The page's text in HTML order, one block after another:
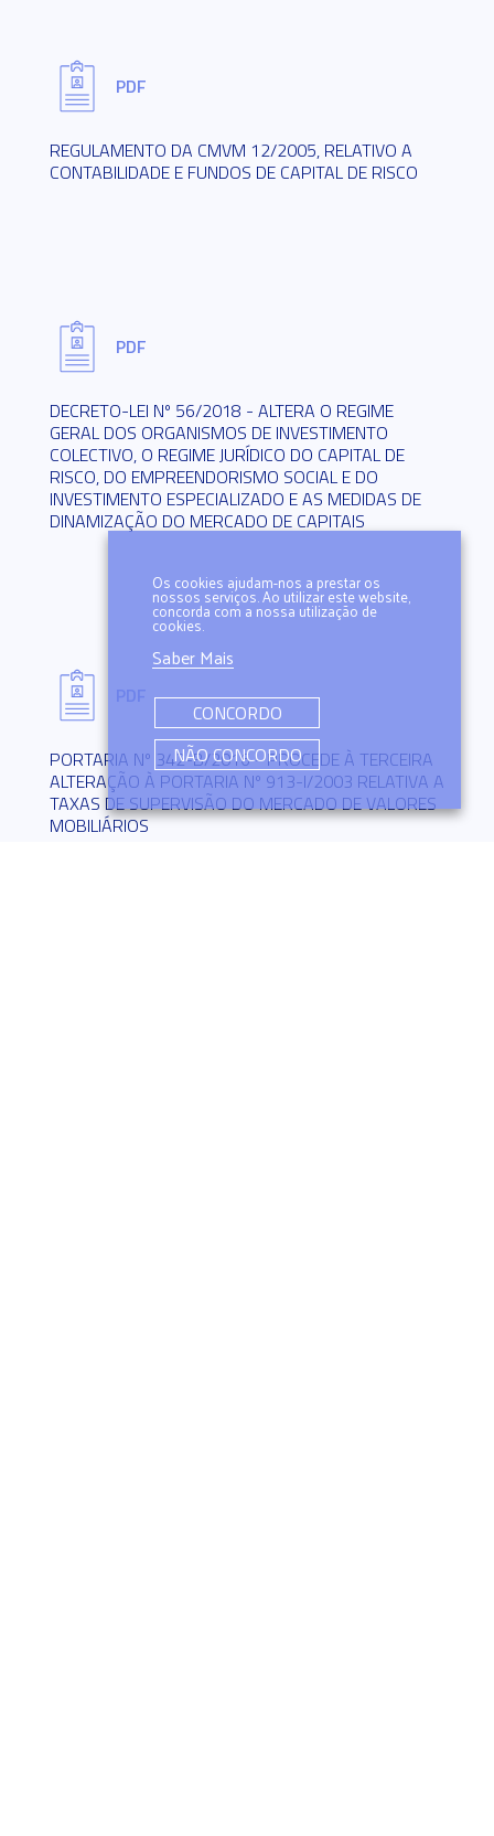
Os cookies ajudam-nos a prestar os
nossos serviços. Ao utilizar este website,
concorda com a nossa utilização de
cookies.
Saber Mais
CONCORDO
NÃO CONCORDO
PDF
REGULAMENTO DA CMVM 12/2005, RELATIVO A
CONTABILIDADE E FUNDOS DE CAPITAL DE RISCO
PDF
DECRETO-LEI Nº 56/2018 - ALTERA O REGIME
GERAL DOS ORGANISMOS DE INVESTIMENTO
COLECTIVO, O REGIME JURÍDICO DO CAPITAL DE
RISCO, DO EMPREENDORISMO SOCIAL E DO
INVESTIMENTO ESPECIALIZADO E AS MEDIDAS DE
DINAMIZAÇÃO DO MERCADO DE CAPITAIS
PDF
PORTARIA Nº 342-B/2016 - PROCEDE À TERCEIRA
ALTERAÇÃO À PORTARIA Nº 913-I/2003 RELATIVA A
TAXAS DE SUPERVISÃO DO MERCADO DE VALORES
MOBILIÁRIOS